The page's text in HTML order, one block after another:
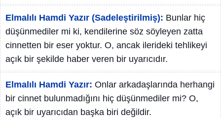
Elmalılı Hamdi Yazır (Sadeleştirilmiş): Bunlar hiç
düşünmediler mi ki, kendilerine söz söyleyen zatta
cinnetten bir eser yoktur. O, ancak ilerideki tehlikeyi
açık bir şekilde haber veren bir uyarıcıdır.
Elmalılı Hamdi Yazır: Onlar arkadaşlarında herhangi
bir cinnet bulunmadığını hiç düşünmediler mi? O,
açık bir uyarıcıdan başka biri değildir.